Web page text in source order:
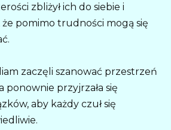
zbliżył ich do siebie i
że pomimo trudności mogą się
zaczęli szanować przestrzeń
ponownie przyjrzała się
aby każdy czuł się